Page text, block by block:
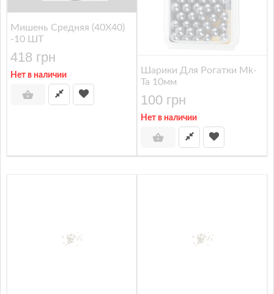
Мишень Средняя (40X40)
-10 ШТ
418 грн
Нет в наличии
Шарики Для Рогатки Mk-
Ta 10мм
100 грн
Нет в наличии